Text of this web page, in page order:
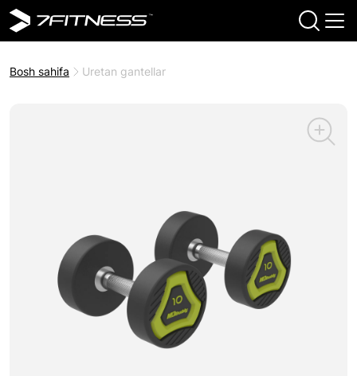
Bosh sahifa Uretan gantellar